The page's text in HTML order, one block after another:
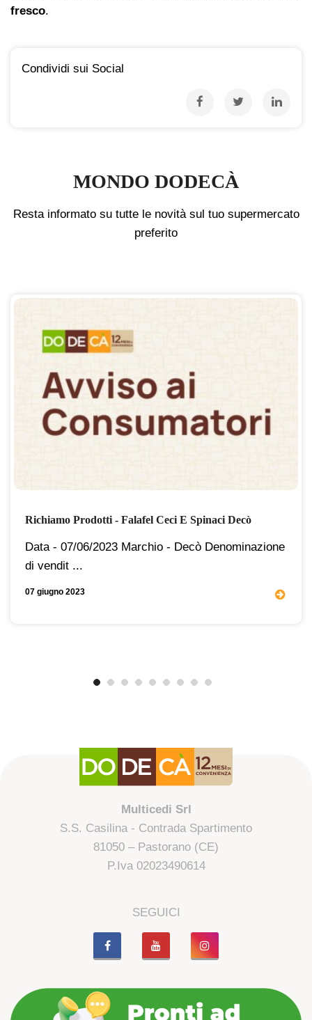
fresco.
Condividi sui Social
MONDO DODECÀ
Resta informato su tutte le novità sul tuo supermercato
preferito
Richiamo Prodotti - Falafel Ceci E Spinaci Decò
Data - 07/06/2023 Marchio - Decò Denominazione
di vendit ...
07 giugno 2023
Multicedi Srl
S.S. Casilina - Contrada Spartimento
81050 – Pastorano (CE)
P.Iva 02023490614
SEGUICI